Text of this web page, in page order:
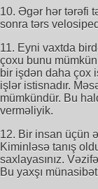
10. Əgər hər tərəfi
sonra tərs
11. Eyni vaxtda
çoxu bunu
bir işdən daha çox
işlər istisnadır.
mümkündür. Bu
verməliyik.
12. Bir insan üçün
Kiminləsə tanış
saxlayasınız.
Bu yaxşı